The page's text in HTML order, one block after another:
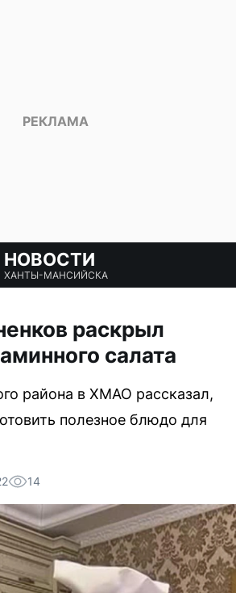
НОВОСТИ
ХАНТЫ-МАНСИЙСКА
раскрыл
салата
района в ХМАО рассказал,
полезное блюдо для
14